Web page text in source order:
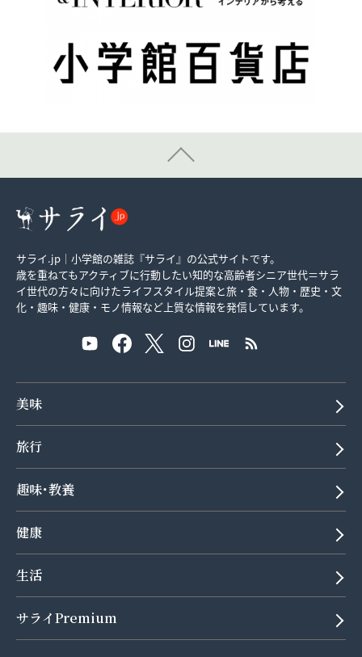
サライ.jp｜小学館の雑誌『サライ』の公式サイトです。
歳を重ねてもアクティブに行動したい知的な高齢者シニア世代＝サラ
イ世代の方々に向けたライフスタイル提案と旅・食・人物・歴史・文
化・趣味・健康・モノ情報など上質な情報を発信しています。
美味
旅行
趣味･教養
健康
生活
サライPremium